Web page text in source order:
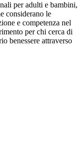
per adulti e bambini,
considerano le
e competenza nel
per chi cerca di
benessere attraverso